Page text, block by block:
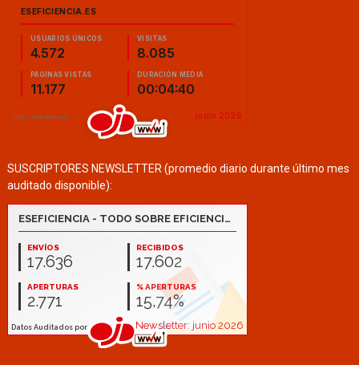
SUSCRIPTORES NEWSLETTER (promedio diario durante último mes
auditado disponible):